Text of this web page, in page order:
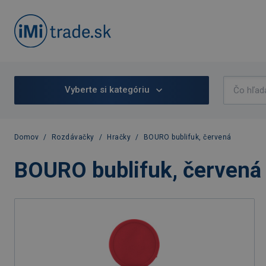
Vyberte si kategóriu
Domov / Rozdávačky / Hračky / BOURO bublifuk, červená
BOURO bublifuk, červená